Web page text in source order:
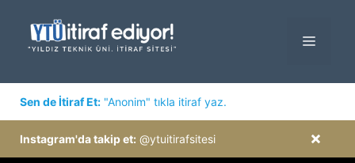
MENÜ
Sen de İtiraf Et: "Anonim" tıkla itiraf yaz.
×
Instagram'da takip et: @ytuitirafsitesi